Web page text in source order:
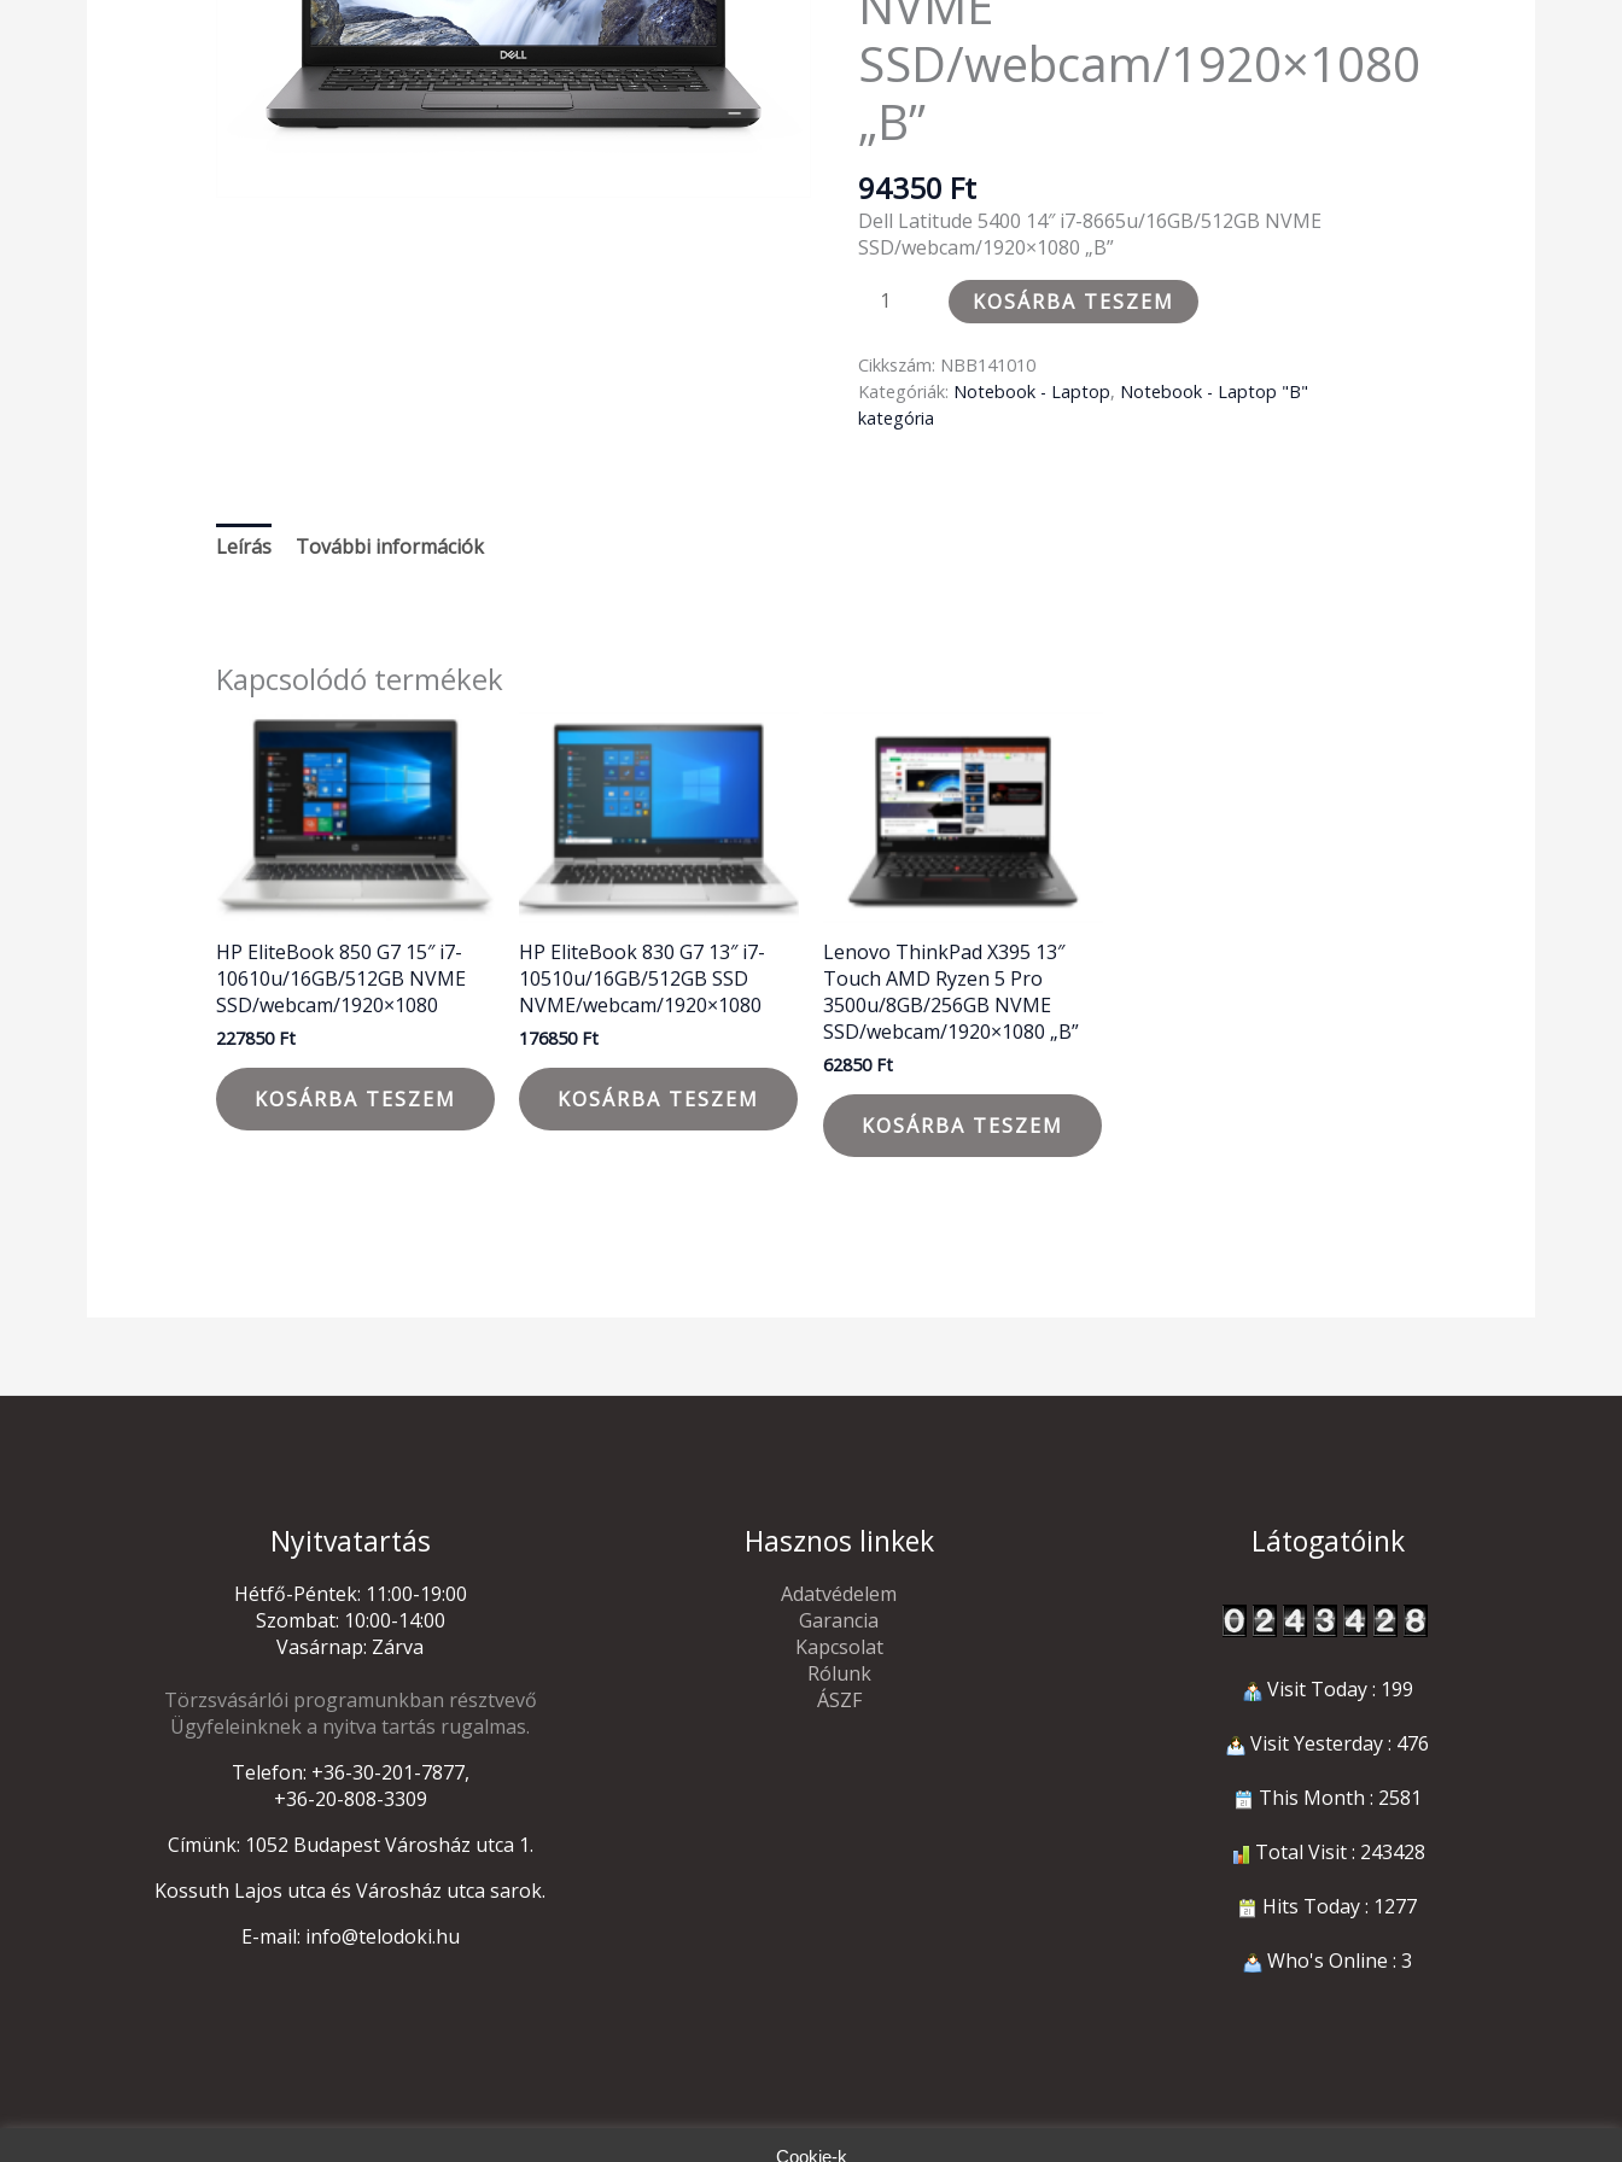
SSD/webcam/1920×1080
„B”
94350 Ft
Dell Latitude 5400 14″ i7-8665u/16GB/512GB NVME
SSD/webcam/1920×1080 „B”
KOSÁRBA TESZEM
Cikkszám: NBB141010
Kategóriák: Notebook - Laptop, Notebook - Laptop "B"
kategória
Leírás További információk
Kapcsolódó termékek
HP EliteBook 850 G7 15″ i7-
10610u/16GB/512GB NVME
SSD/webcam/1920×1080
227850 Ft
KOSÁRBA TESZEM
HP EliteBook 830 G7 13″ i7-
10510u/16GB/512GB SSD
NVME/webcam/1920×1080
176850 Ft
KOSÁRBA TESZEM
Lenovo ThinkPad X395 13″
Touch AMD Ryzen 5 Pro
3500u/8GB/256GB NVME
SSD/webcam/1920×1080 „B”
62850 Ft
KOSÁRBA TESZEM
Nyitvatartás
Hétfő-Péntek: 11:00-19:00
Szombat: 10:00-14:00
Vasárnap: Zárva
Törzsvásárlói programunkban résztvevő
Ügyfeleinknek a nyitva tartás rugalmas.
Telefon: +36-30-201-7877,
+36-20-808-3309
Címünk: 1052 Budapest Városház utca 1.
Kossuth Lajos utca és Városház utca sarok.
E-mail: info@telodoki.hu
Hasznos linkek
Adatvédelem
Garancia
Kapcsolat
Rólunk
ÁSZF
Látogatóink
Visit Today : 199
Visit Yesterday : 476
This Month : 2581
Total Visit : 243428
Hits Today : 1277
Who's Online : 3
Cookie-k